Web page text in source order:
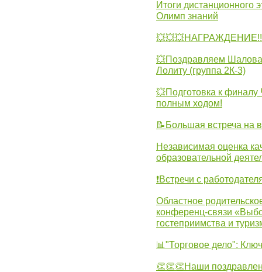
Итоги дистанционного
Олимп знаний
💥Поздравляем
Лолиту (группа 2К-3)
💥Подготовка к
полным ходом!
📝Большая встреча на
Независимая оценка
образовательной
❗Встречи с
Областное
конференц-связи
гостеприимства и
📊"Торговое дело":
👏👏👏Наши